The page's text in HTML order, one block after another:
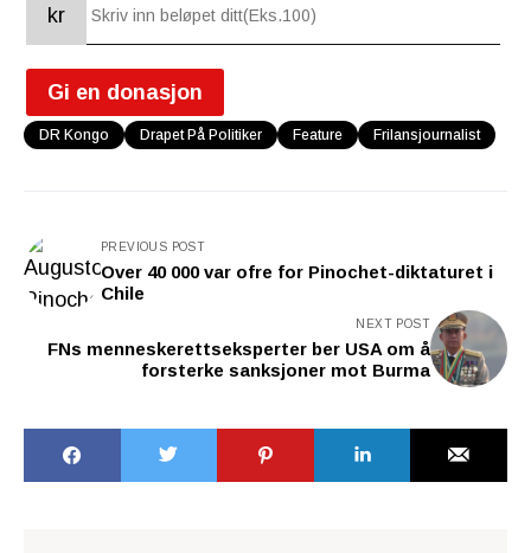
kr
Gi en donasjon
DR Kongo Drapet På Politiker Feature Frilansjournalist
PREVIOUS POST
Over 40 000 var ofre for Pinochet-diktaturet i
Chile
NEXT POST
FNs menneskerettseksperter ber USA om å
forsterke sanksjoner mot Burma